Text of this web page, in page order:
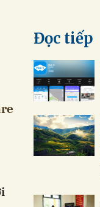
Đọc tiếp
Gửi